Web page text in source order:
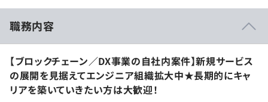
職務内容
【ブロックチェーン／DX事業の自社内案件】新規サービス
の展開を見据えてエンジニア組織拡大中★長期的にキャ
リアを築いていきたい方は大歓迎！